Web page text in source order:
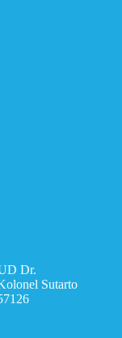
Dr.
Sutarto